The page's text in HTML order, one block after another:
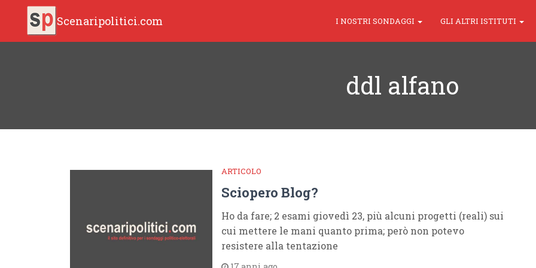
Scenaripolitici.com I NOSTRI SONDAGGI GLI ALTRI ISTITUTI
ddl alfano
ARTICOLO
Sciopero Blog?
Ho da fare; 2 esami giovedì 23, più alcuni progetti (reali) sui
cui mettere le mani quanto prima; però non potevo
resistere alla tentazione